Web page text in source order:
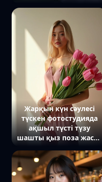
бар.
Жарқын күн сәулесі
түскен фотостудияда
ақшыл түсті түзу
шашты қыз поза жасап
түсті кең брючный
костюм киген, үлкен
қызғылт қызғалдақтар